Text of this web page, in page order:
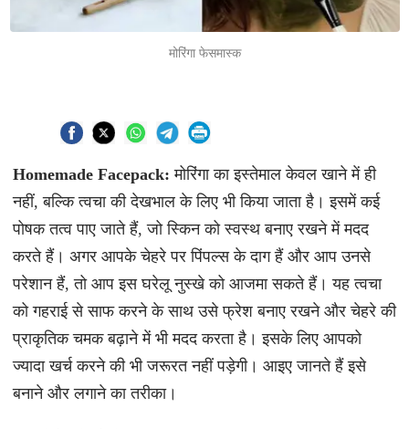
मोरिंगा फेसमास्क
Homemade Facepack:मोरिंगा का इस्तेमाल केवल खाने में ही
नहीं, बल्कि त्वचा की देखभाल के लिए भी किया जाता है। इसमें कई
पोषक तत्व पाए जाते हैं, जो स्किन को स्वस्थ बनाए रखने में मदद
करते हैं। अगर आपके चेहरे पर पिंपल्स के दाग हैं और आप उनसे
परेशान हैं, तो आप इस घरेलू नुस्खे को आजमा सकते हैं। यह त्वचा
को गहराई से साफ करने के साथ उसे फ्रेश बनाए रखने और चेहरे की
प्राकृतिक चमक बढ़ाने में भी मदद करता है। इसके लिए आपको
ज्यादा खर्च करने की भी जरूरत नहीं पड़ेगी। आइए जानते हैं इसे
बनाने और लगाने का तरीका।